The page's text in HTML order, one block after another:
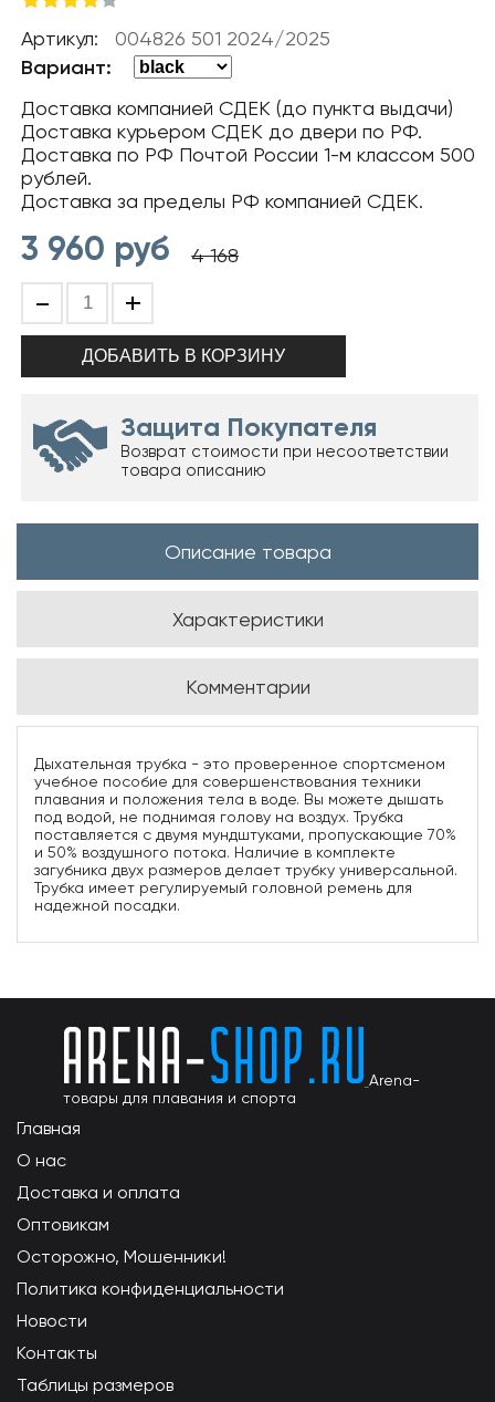
Артикул: 004826 501 2024/2025
Вариант:
Доставка компанией СДЕК (до пункта выдачи)
Доставка курьером СДЕК до двери по РФ.
Доставка по РФ Почтой России 1-м классом 500
рублей.
Доставка за пределы РФ компанией СДЕК.
3 960 руб 4 168
- +
Защита Покупателя
Возврат стоимости при несоответствии
товара описанию
Описание товара
Характеристики
Комментарии
Дыхательная трубка - это проверенное спортсменом
учебное пособие для совершенствования техники
плавания и положения тела в воде. Вы можете дышать
под водой, не поднимая голову на воздух. Трубка
поставляется с двумя мундштуками, пропускающие 70%
и 50% воздушного потока. Наличие в комплекте
загубника двух размеров делает трубку универсальной.
Трубка имеет регулируемый головной ремень для
надежной посадки.
Arena-
товары для плавания и спорта
Главная
О нас
Доставка и оплата
Оптовикам
Осторожно, Мошенники!
Политика конфиденциальности
Новости
Контакты
Таблицы размеров